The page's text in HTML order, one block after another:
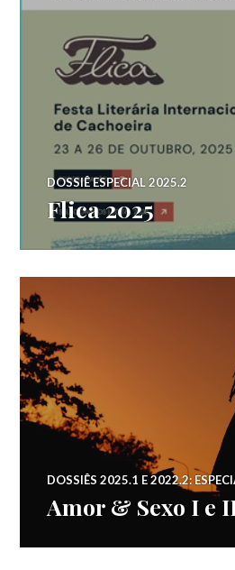
DOSSIÊ ESPECIAL 2025.2
Flica 2025
DOSSIÊS 2025.1 E 2022.2:
Amor & Sexo I e